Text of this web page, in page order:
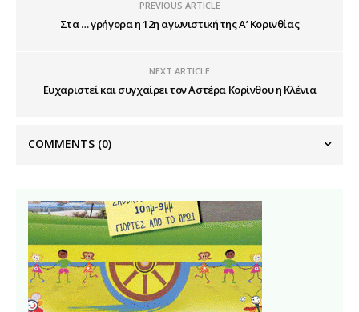
PREVIOUS ARTICLE
Στα … γρήγορα η 12η αγωνιστική της Α’ Κορινθίας
NEXT ARTICLE
Ευχαριστεί και συγχαίρει τον Αστέρα Κορίνθου η Κλένια
COMMENTS (0)